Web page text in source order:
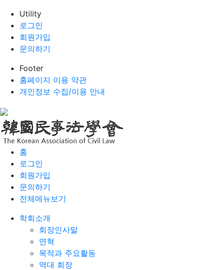
Utility
로그인
회원가입
문의하기
Footer
홈페이지 이용 약관
개인정보 수집/이용 안내
홈
로그인
회원가입
문의하기
전체메뉴보기
학회소개
회장인사말
연혁
목적과 주요활동
역대 회장